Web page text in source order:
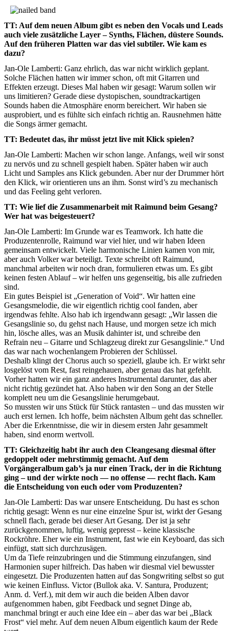
TT: Auf dem neuen Album gibt es neben den Vocals und Leads
auch viele zusätzliche Layer – Synths, Flächen, düstere Sounds.
Auf den früheren Platten war das viel subtiler. Wie kam es
dazu?
Jan-Ole Lamberti: Ganz ehrlich, das war nicht wirklich geplant.
Solche Flächen hatten wir immer schon, oft mit Gitarren und
Effekten erzeugt. Dieses Mal haben wir gesagt: Warum sollen wir
uns limitieren? Gerade diese dystopischen, soundtrackartigen
Sounds haben die Atmosphäre enorm bereichert. Wir haben sie
ausprobiert, und es fühlte sich einfach richtig an. Rausnehmen hätte
die Songs ärmer gemacht.
TT: Bedeutet das, ihr müsst jetzt live mit Klick spielen?
Jan-Ole Lamberti: Machen wir schon lange. Anfangs, weil wir sonst
zu nervös und zu schnell gespielt haben. Später haben wir auch
Licht und Samples ans Klick gebunden. Aber nur der Drummer hört
den Klick, wir orientieren uns an ihm. Sonst wird’s zu mechanisch
und das Feeling geht verloren.
TT: Wie lief die Zusammenarbeit mit Raimund beim Gesang?
Wer hat was beigesteuert?
Jan-Ole Lamberti: Im Grunde war es Teamwork. Ich hatte die
Produzentenrolle, Raimund war viel hier, und wir haben Ideen
gemeinsam entwickelt. Viele harmonische Linien kamen von mir,
aber auch Volker war beteiligt. Texte schreibt oft Raimund,
manchmal arbeiten wir noch dran, formulieren etwas um. Es gibt
keinen festen Ablauf – wir helfen uns gegenseitig, bis alle zufrieden
sind.
Ein gutes Beispiel ist „Generation of Void“. Wir hatten eine
Gesangsmelodie, die wir eigentlich richtig cool fanden, aber
irgendwas fehlte. Also hab ich irgendwann gesagt: „Wir lassen die
Gesangslinie so, du gehst nach Hause, und morgen setze ich mich
hin, lösche alles, was an Musik dahinter ist, und schreibe den
Refrain neu – Gitarre und Schlagzeug direkt zur Gesangslinie.“ Und
das war nach wochenlangem Probieren der Schlüssel.
Deshalb klingt der Chorus auch so speziell, glaube ich. Er wirkt sehr
losgelöst vom Rest, fast reingehauen, aber genau das hat gefehlt.
Vorher hatten wir ein ganz anderes Instrumental darunter, das aber
nicht richtig gezündet hat. Also haben wir den Song an der Stelle
komplett neu um die Gesangslinie herumgebaut.
So mussten wir uns Stück für Stück rantasten – und das mussten wir
auch erst lernen. Ich hoffe, beim nächsten Album geht das schneller.
Aber die Erkenntnisse, die wir in diesem ersten Jahr gesammelt
haben, sind enorm wertvoll.
TT: Gleichzeitig habt ihr auch den Cleangesang diesmal öfter
gedoppelt oder mehrstimmig gemacht. Auf dem
Vorgängeralbum gab’s ja nur einen Track, der in die Richtung
ging – und der wirkte noch — no offense — recht flach. Kam
die Entscheidung von euch oder vom Produzenten?
Jan-Ole Lamberti: Das war unsere Entscheidung. Du hast es schon
richtig gesagt: Wenn es nur eine einzelne Spur ist, wirkt der Gesang
schnell flach, gerade bei dieser Art Gesang. Der ist ja sehr
zurückgenommen, luftig, wenig gepresst – keine klassische
Rockröhre. Eher wie ein Instrument, fast wie ein Keyboard, das sich
einfügt, statt sich durchzusägen.
Um da Tiefe reinzubringen und die Stimmung einzufangen, sind
Harmonien super hilfreich. Das haben wir diesmal viel bewusster
eingesetzt. Die Produzenten hatten auf das Songwriting selbst so gut
wie keinen Einfluss. Victor (Bullok aka. V. Santura, Produzent;
Anm. d. Verf.), mit dem wir auch die beiden Alben davor
aufgenommen haben, gibt Feedback und segnet Dinge ab,
manchmal bringt er auch eine Idee ein – aber das war bei „Black
Frost“ viel mehr. Auf dem neuen Album eigentlich kaum der Rede